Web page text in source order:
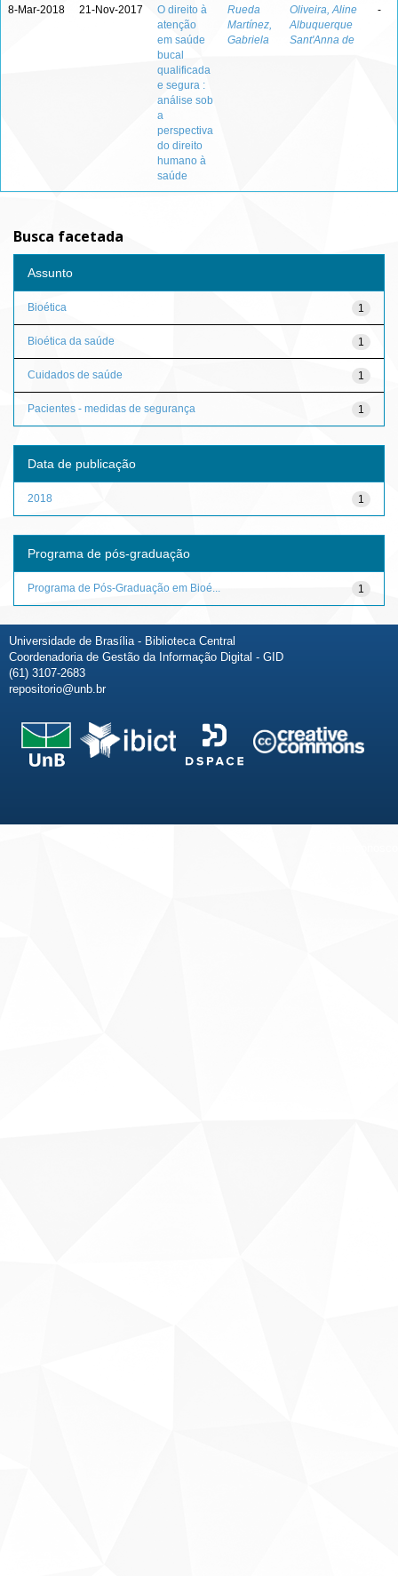
8-Mar-2018 21-Nov-2017
O direito à
atenção
em saúde
bucal
qualificada
e segura :
análise sob
a
perspectiva
do direito
humano à
saúde
Rueda
Martínez,
Gabriela
Oliveira, Aline
Albuquerque
Sant'Anna de
-
Busca facetada
Assunto
1
Bioética
1
Bioética da saúde
1
Cuidados de saúde
1
Pacientes - medidas de segurança
Data de publicação
1
2018
Programa de pós-graduação
1
Programa de Pós-Graduação em Bioé...
Universidade de Brasília - Biblioteca Central
Coordenadoria de Gestão da Informação Digital - GID
(61) 3107-2683
repositorio@unb.br